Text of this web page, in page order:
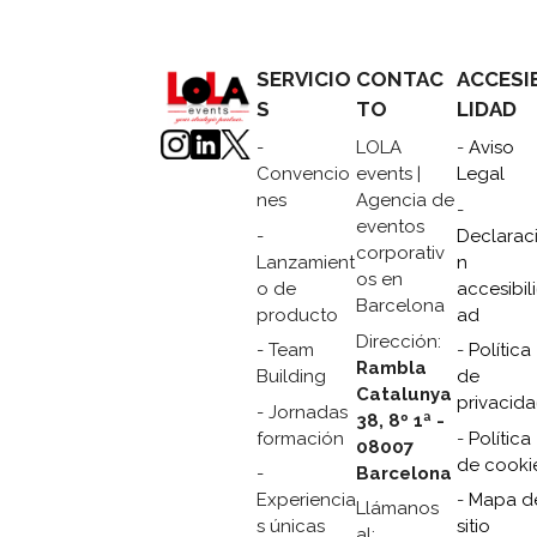
SERVICIO
S
-
Convencio
nes
-
Lanzamient
o de
producto
- Team
Building
- Jornadas
formación
-
Experiencia
s únicas
CONTAC
TO
LOLA
events |
Agencia de
eventos
corporativ
os en
Barcelona
Dirección:
Rambla
Catalunya
38, 8º 1ª -
08007
Barcelona
Llámanos
LIDAD
-Aviso
Legal
-
n
ad
-Política
de
-Política
de
-Mapa
sitio